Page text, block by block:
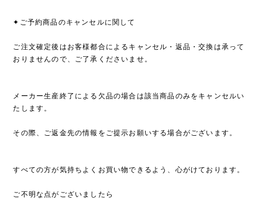
✦ご予約商品のキャンセルに関して
ご注文確定後はお客様都合によるキャンセル・返品・交換は承って
おりませんので、ご了承くださいませ。
メーカー生産終了による欠品の場合は該当商品のみをキャンセルい
たします。
その際、ご返金先の情報をご提示お願いする場合がございます。
すべての方が気持ちよくお買い物できるよう、心がけております。
ご不明な点がございましたら